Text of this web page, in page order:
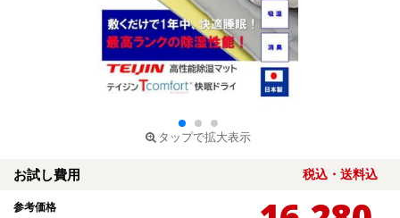
タップで拡大表示
お試し費用 税込・送料込
参考価格